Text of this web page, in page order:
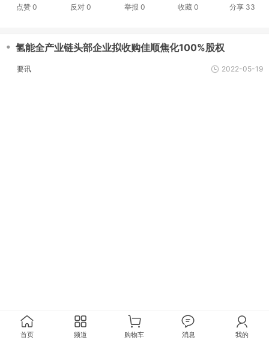
点赞0 反对 0 举报 0 收藏 0 分享 33
・ 氢能全产业链头部企业拟收购佳顺焦化100%股权
要讯 2022-05-19
首页 频道 购物车 消息 我的